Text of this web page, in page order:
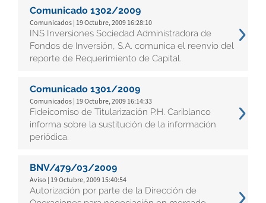
Comunicado 1302/2009
Comunicados | 19 Octubre, 2009 16:28:10
INS Inversiones Sociedad Administradora de
Fondos de Inversión, S.A. comunica el reenvío del
reporte de Requerimiento de Capital.
Comunicado 1301/2009
Comunicados | 19 Octubre, 2009 16:14:33
Fideicomiso de Titularización P.H. Cariblanco
informa sobre la sustitución de la información
periódica.
BNV/479/03/2009
Aviso | 19 Octubre, 2009 15:40:54
Autorización por parte de la Dirección de